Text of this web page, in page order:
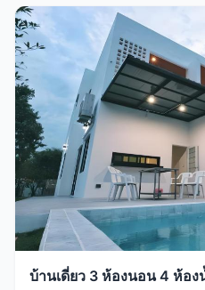
บ้านเดี่ยว 3 ห้องนอน 4 ห้อ